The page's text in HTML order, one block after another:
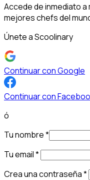
Accede de inmediato
mejores chefs del
Únete a Scoolinary
Continuar con Google
Continuar con
ó
Tu nombre*
Tu email*
Crea una contraseña*